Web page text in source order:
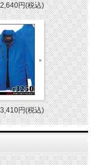
円(税込)
円(税込)